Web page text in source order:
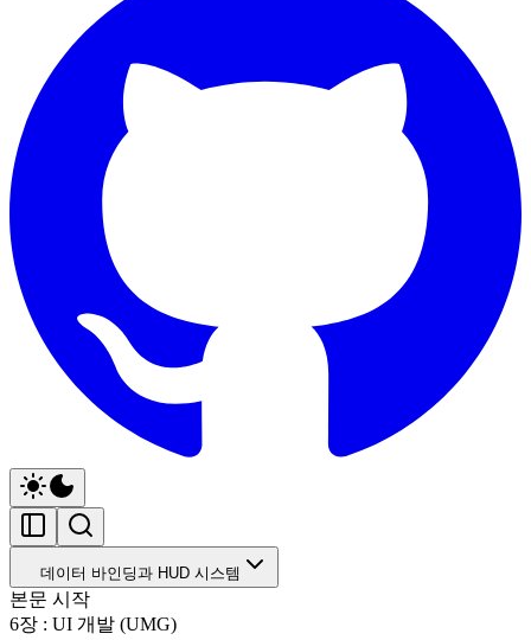
데이터 바인딩과 HUD 시스템
본문 시작
6장 : UI 개발 (UMG)